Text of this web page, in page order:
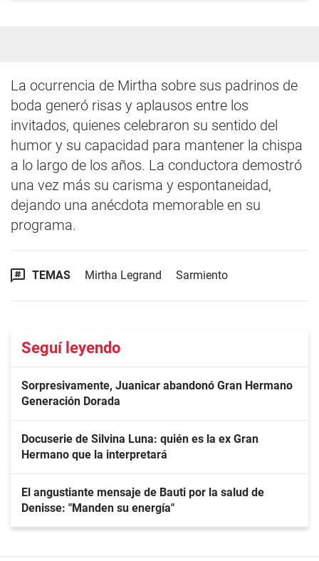
La ocurrencia de Mirtha sobre sus padrinos de
boda generó risas y aplausos entre los
invitados, quienes celebraron su sentido del
humor y su capacidad para mantener la chispa
a lo largo de los años. La conductora demostró
una vez más su carisma y espontaneidad,
dejando una anécdota memorable en su
programa.
TEMAS Mirtha Legrand Sarmiento
Seguí leyendo
Sorpresivamente, Juanicar abandonó Gran Hermano
Generación Dorada
Docuserie de Silvina Luna: quién es la ex Gran
Hermano que la interpretará
El angustiante mensaje de Bauti por la salud de
Denisse: "Manden su energía"